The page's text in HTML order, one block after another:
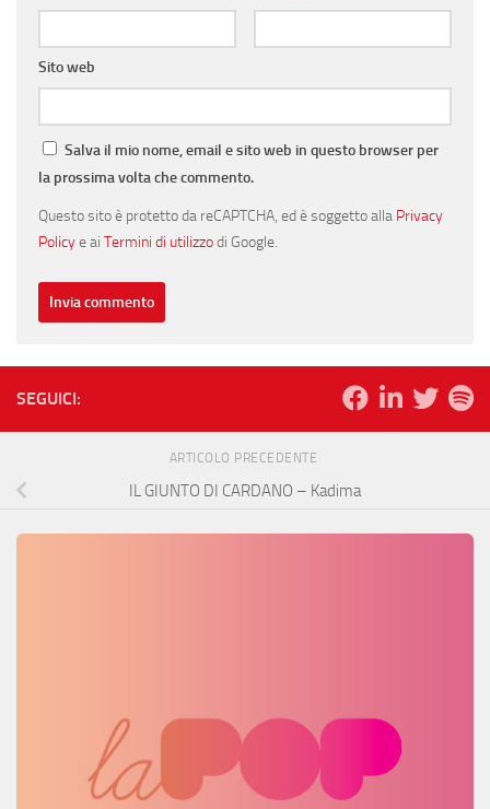
Sito web
Salva il mio nome, email e sito web in questo browser per
la prossima volta che commento.
Questo sito è protetto da reCAPTCHA, ed è soggetto alla Privacy
Policye ai Termini di utilizzodi Google.
SEGUICI:
ARTICOLO PRECEDENTE
IL GIUNTO DI CARDANO – Kadima